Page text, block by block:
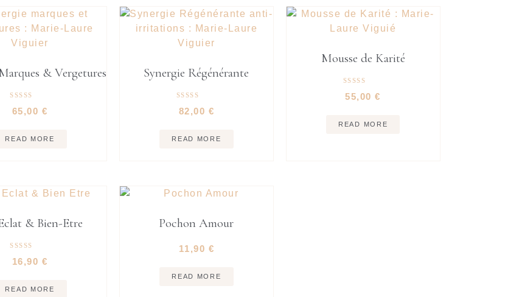
& Vergetures
5.00
65,00 €
READ MORE
Synergie Régénérante
5.00
82,00 €
READ MORE
Mousse de Karité
5.00
55,00€
READ MORE
& Bien-Etre
5.00
16,90 €
READ MORE
Pochon Amour
11,90 €
READ MORE